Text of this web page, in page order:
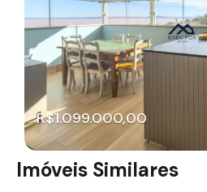
R$1.099.000,00
Imóveis Similares